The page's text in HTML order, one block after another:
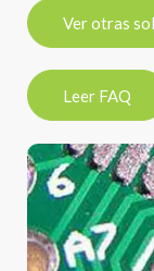
Ver otras
Leer FAQ